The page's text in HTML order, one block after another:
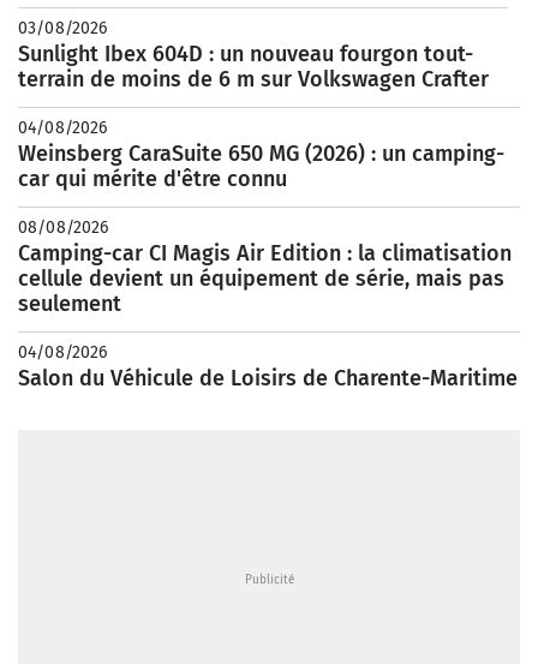
03/08/2026
Sunlight Ibex 604D : un nouveau fourgon tout-
terrain de moins de 6 m sur Volkswagen Crafter
04/08/2026
Weinsberg CaraSuite 650 MG (2026) : un camping-
car qui mérite d'être connu
08/08/2026
Camping-car CI Magis Air Edition : la climatisation
cellule devient un équipement de série, mais pas
seulement
04/08/2026
Salon du Véhicule de Loisirs de Charente-Maritime